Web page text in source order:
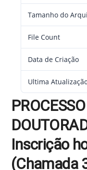
Tamanho do
File Count
Data de Criação
Ultima
Inscrição
(Chamada